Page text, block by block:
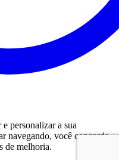
personalizar a sua
navegando, você concorda
de melhoria.